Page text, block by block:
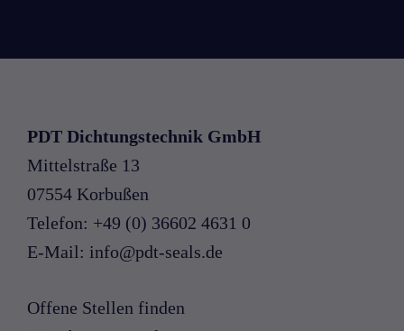
PDT Dichtungstechnik GmbH
Mittelstraße 13
07554 Korbußen
Telefon: +49 (0) 36602 4631 0
E-Mail: info@pdt-seals.de
Offene Stellen finden